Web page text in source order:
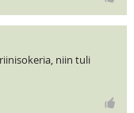
niin tuli